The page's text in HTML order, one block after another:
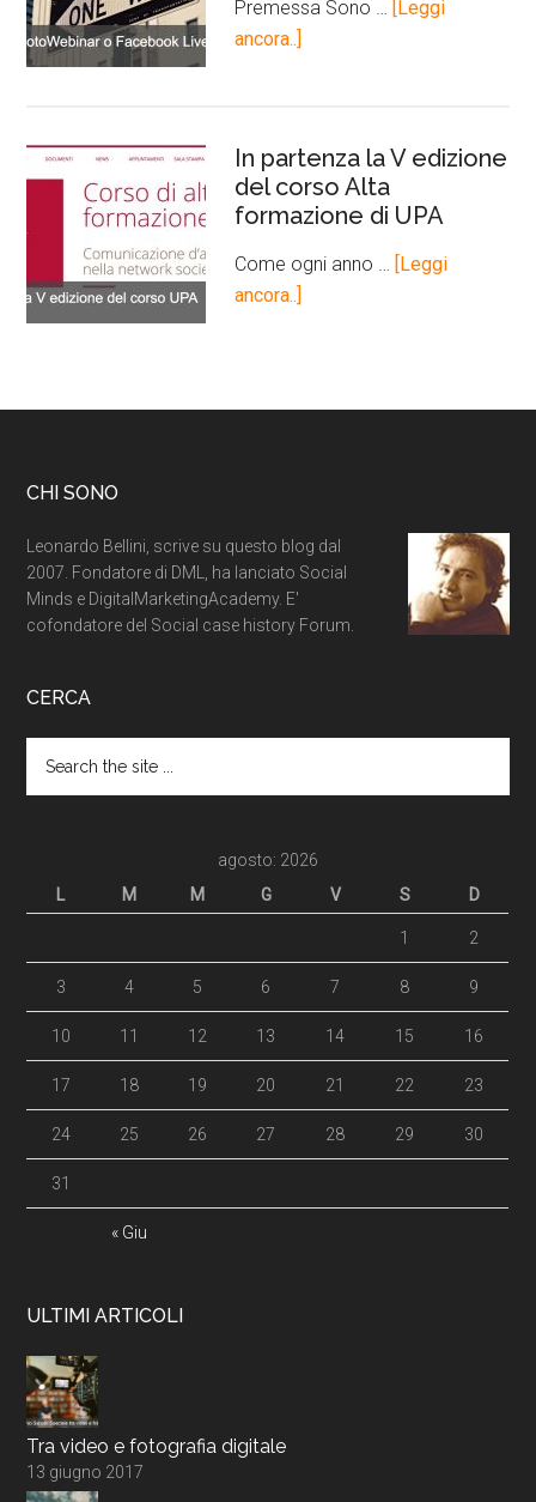
Premessa Sono … [Leggi
ancora..]
In partenza la V edizione
del corso Alta
formazione di UPA
Come ogni anno … [Leggi
ancora..]
CHI SONO
Leonardo Bellini, scrive su questo blog dal
2007. Fondatore di DML, ha lanciato Social
Minds e DigitalMarketingAcademy. E'
cofondatore del Social case history Forum.
CERCA
agosto: 2026
L
M M G V S D
« Giu
1 2
3 4 5 6 7 8 9
10 11 12 13 14 15 16
17 18 19 20 21 22 23
24 25 26 27 28 29 30
31
ULTIMI ARTICOLI
Tra video e fotografia digitale
13 giugno 2017